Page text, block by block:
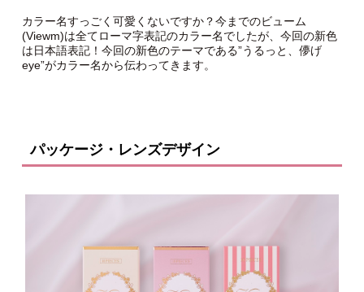
カラー名すっごく可愛くないですか？今までのビューム
(Viewm)は全てローマ字表記のカラー名でしたが、今回の新色
は日本語表記！今回の新色のテーマである”うるっと、儚げ
eye”がカラー名から伝わってきます。
パッケージ・レンズデザイン